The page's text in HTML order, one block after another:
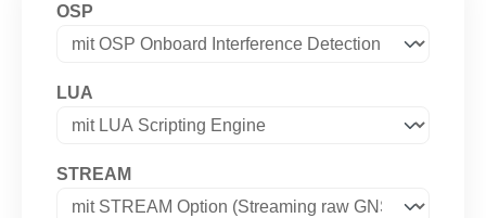
OSP
LUA
STREAMauswählen